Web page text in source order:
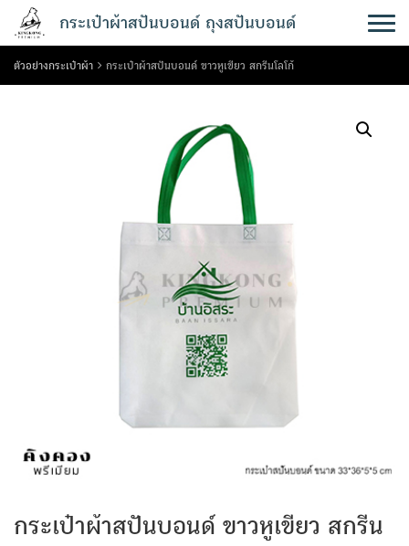
content
กระเป๋าผ้าสปันบอนด์ ถุงสปันบอนด์
ตัวอย่างกระเป๋าผ้า กระเป๋าผ้าสปันบอนด์ ขาวหูเขียว สกรีนโลโก้
กระเป๋าผ้าสปันบอนด์ ขาวหูเขียว สกรีน